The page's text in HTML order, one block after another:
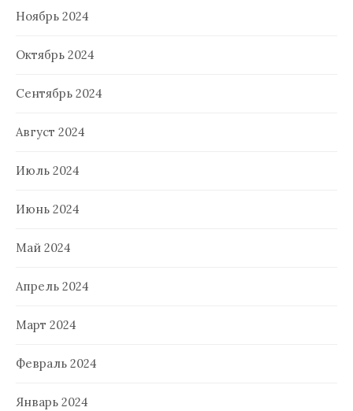
Ноябрь 2024
Октябрь 2024
Сентябрь 2024
Август 2024
Июль 2024
Июнь 2024
Май 2024
Апрель 2024
Март 2024
Февраль 2024
Январь 2024